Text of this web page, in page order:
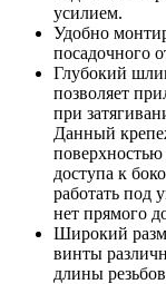
усилием.
Удобно
посадочного
Глубокий
позволяет
при
Данный
поверхностью
доступа к
работать под
нет прямого
Широкий
винты
длины